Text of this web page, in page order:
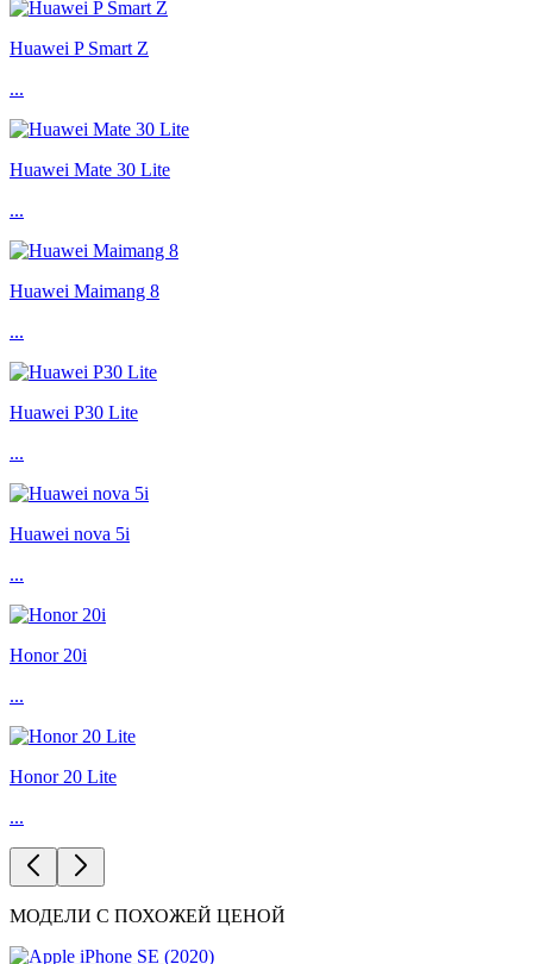
Huawei P Smart Z
...
Huawei Mate 30 Lite
...
Huawei Maimang 8
...
Huawei P30 Lite
...
Huawei nova 5i
...
Honor 20i
...
Honor 20 Lite
...
МОДЕЛИ С ПОХОЖЕЙ ЦЕНОЙ